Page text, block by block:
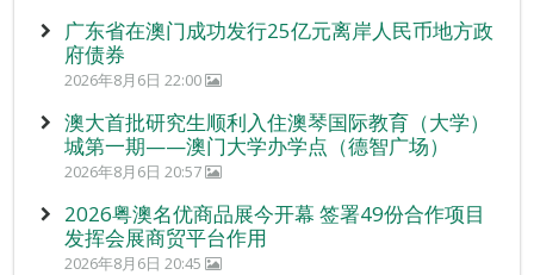
广东省在澳门成功发行25亿元离岸人民币地方政
府债券
2026年8月6日 22:00
澳大首批研究生顺利入住澳琴国际教育（大学）
城第一期——澳门大学办学点（德智广场）
2026年8月6日 20:57
2026粤澳名优商品展今开幕 签署49份合作项目
发挥会展商贸平台作用
2026年8月6日 20:45